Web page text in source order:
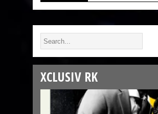
XCLUSIV RK